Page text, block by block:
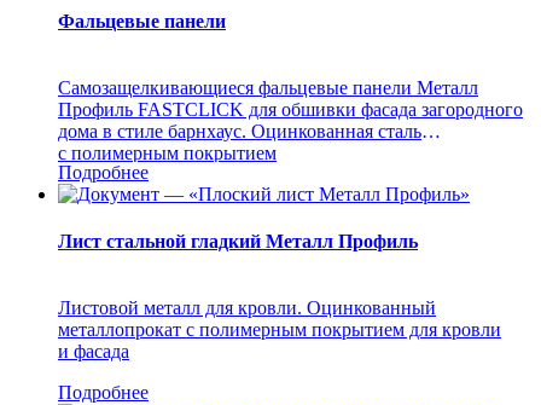
Фальцевые панели
Самозащелкивающиеся фальцевые панели Металл
Профиль FASTCLICK для обшивки фасада загородного
дома в стиле барнхаус. Оцинкованная сталь
с полимерным покрытием
Подробнее
Лист стальной гладкий Металл Профиль
Листовой металл для кровли. Оцинкованный
металлопрокат с полимерным покрытием для кровли
и фасада
Подробнее